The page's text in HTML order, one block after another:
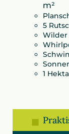
m²
5
Wilder
1